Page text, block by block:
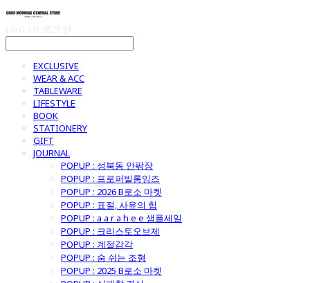
EXCLUSIVE
WEAR & ACC
TABLEWARE
LIFESTYLE
BOOK
STATIONERY
GIFT
JOURNAL
POPUP : 성북동 안팎장
POPUP : 프로퍼빌롱잉즈
POPUP : 2026 B로소 마켓
POPUP : 표절, 사유의 힘
POPUP : a a r a h e e 샘플세일
POPUP : 크리스토오브제
POPUP : 계절감각
POPUP : 숨 쉬는 조형
POPUP : 2025 B로소 마켓